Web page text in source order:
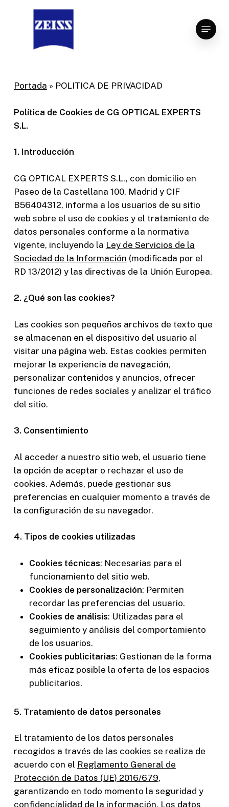
Menu
Portada » POLITICA DE PRIVACIDAD
Política de Cookies de CG OPTICAL EXPERTS
S.L.
1. Introducción
CG OPTICAL EXPERTS S.L., con domicilio en
Paseo de la Castellana 100, Madrid y CIF
B56404312, informa a los usuarios de su sitio
web sobre el uso de cookies y el tratamiento de
datos personales conforme a la normativa
vigente, incluyendo la Ley de Servicios de la
Sociedad de la Información (modificada por el
RD 13/2012) y las directivas de la Unión Europea.
2. ¿Qué son las cookies?
Las cookies son pequeños archivos de texto que
se almacenan en el dispositivo del usuario al
visitar una página web. Estas cookies permiten
mejorar la experiencia de navegación,
personalizar contenidos y anuncios, ofrecer
funciones de redes sociales y analizar el tráfico
del sitio.
3. Consentimiento
Al acceder a nuestro sitio web, el usuario tiene
la opción de aceptar o rechazar el uso de
cookies. Además, puede gestionar sus
preferencias en cualquier momento a través de
la configuración de su navegador.
4. Tipos de cookies utilizadas
Cookies técnicas: Necesarias para el
funcionamiento del sitio web.
Cookies de personalización: Permiten
recordar las preferencias del usuario.
Cookies de análisis: Utilizadas para el
seguimiento y análisis del comportamiento
de los usuarios.
Cookies publicitarias: Gestionan de la forma
más eficaz posible la oferta de los espacios
publicitarios.
5. Tratamiento de datos personales
El tratamiento de los datos personales
recogidos a través de las cookies se realiza de
acuerdo con el Reglamento General de
Protección de Datos (UE) 2016/679,
garantizando en todo momento la seguridad y
confidencialidad de la información. Los datos
Close